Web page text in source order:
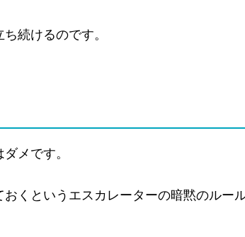
続けるのです。
メです。
くというエスカレーターの暗黙のルー